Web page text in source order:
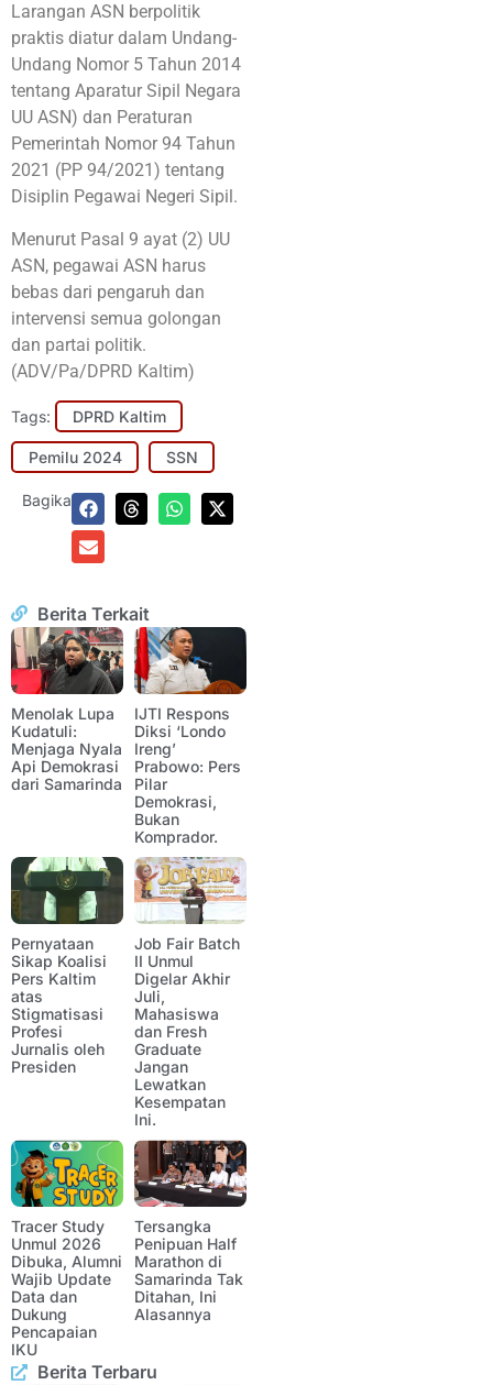
Larangan ASN berpolitik
praktis diatur dalam Undang-
Undang Nomor 5 Tahun 2014
tentang Aparatur Sipil Negara
UU ASN) dan Peraturan
Pemerintah Nomor 94 Tahun
2021 (PP 94/2021) tentang
Disiplin Pegawai Negeri Sipil.
Menurut Pasal 9 ayat (2) UU
ASN, pegawai ASN harus
bebas dari pengaruh dan
intervensi semua golongan
dan partai politik.
(ADV/Pa/DPRD Kaltim)
Tags: DPRD Kaltim
Pemilu 2024 SSN
Bagikan:
Berita Terkait
Menolak Lupa
Kudatuli:
Menjaga Nyala
Api Demokrasi
dari Samarinda
IJTI Respons
Diksi ‘Londo
Ireng’
Prabowo: Pers
Pilar
Demokrasi,
Bukan
Komprador.
Pernyataan
Sikap Koalisi
Pers Kaltim
atas
Stigmatisasi
Profesi
Jurnalis oleh
Presiden
Job Fair Batch
II Unmul
Digelar Akhir
Juli,
Mahasiswa
dan Fresh
Graduate
Jangan
Lewatkan
Kesempatan
Ini.
Tracer Study
Unmul 2026
Dibuka, Alumni
Wajib Update
Data dan
Dukung
Pencapaian
IKU
Tersangka
Penipuan Half
Marathon di
Samarinda Tak
Ditahan, Ini
Alasannya
Berita Terbaru